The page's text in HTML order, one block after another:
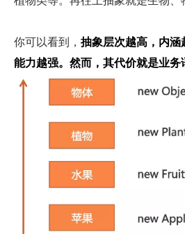
你可以看到， 抽象层次越高，内
能力越强。然而，其代价就是业务